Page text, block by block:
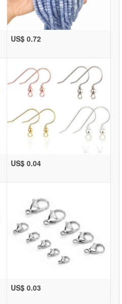
US$ 0.72
US$ 0.04
US$ 0.03